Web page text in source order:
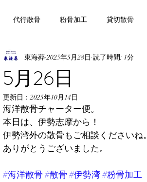
代行散骨 粉骨加工 貸切散骨
5月26日
東海葬 2025年5月28日 読了時間: 1分
更新日：2025年10月14日
海洋散骨チャーター便。
本日は、伊勢志摩から！
伊勢湾外の散骨もご相談くださいね。
ありがとうございました。
#海洋散骨 #散骨 #伊勢湾#粉骨加工